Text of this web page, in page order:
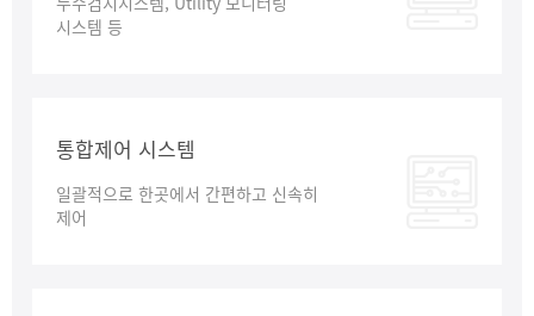
시스템 등
통합제어 시스템
일괄적으로 한곳에서 간편하고 신속히
제어